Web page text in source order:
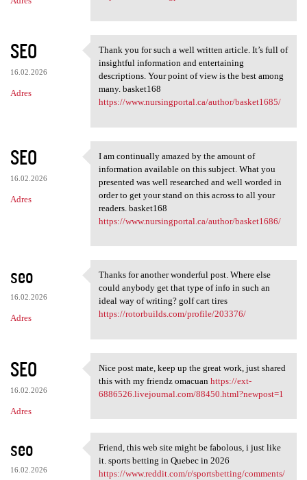
SEO
16.02.2026
Adres
Thank you for such a well
Thank you for such a well written article. It’s full of
insightful information and entertaining
descriptions. Your point of view is the best among
many. basket168
https://www.nursingportal.ca/author/basket1685/
SEO
16.02.2026
Adres
I am continually amazed by
I am continually amazed by the amount of
information available on this subject. What you
presented was well researched and well worded in
order to get your stand on this across to all your
readers. basket168
https://www.nursingportal.ca/author/basket1686/
seo
16.02.2026
Adres
Thanks for another wonderful
Thanks for another wonderful post. Where else
could anybody get that type of info in such an
ideal way of writing? golf cart tires
https://rotorbuilds.com/profile/203376/
SEO
16.02.2026
Adres
Nice post mate, keep up the
Nice post mate, keep up the great work, just shared
this with my friendz omacuan https://ext-
6886526.livejournal.com/88450.html?newpost=1
seo
16.02.2026
Friend, this web site might
Friend, this web site might be fabolous, i just like
it. sports betting in Quebec in 2026
https://www.reddit.com/r/sportsbetting/comments/